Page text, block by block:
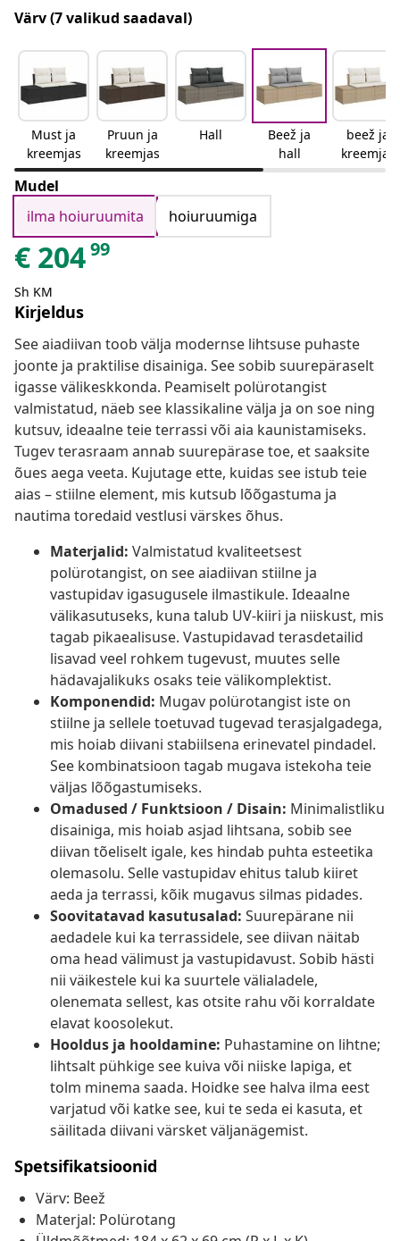
Värv(7 valikud saadaval)
Must ja
kreemjas
Pruun ja
kreemjas
Hall
Beež ja
hall
beež ja
kreemjas
Mudel
ilma hoiuruumita
hoiuruumiga
€ 20499
Sh KM
Kirjeldus
See aiadiivan toob välja modernse lihtsuse puhaste
joonte ja praktilise disainiga. See sobib suurepäraselt
igasse välikeskkonda. Peamiselt polürotangist
valmistatud, näeb see klassikaline välja ja on soe ning
kutsuv, ideaalne teie terrassi või aia kaunistamiseks.
Tugev terasraam annab suurepärase toe, et saaksite
õues aega veeta. Kujutage ette, kuidas see istub teie
aias – stiilne element, mis kutsub lõõgastuma ja
nautima toredaid vestlusi värskes õhus.
Materjalid: Valmistatud kvaliteetsest
polürotangist, on see aiadiivan stiilne ja
vastupidav igasugusele ilmastikule. Ideaalne
välikasutuseks, kuna talub UV-kiiri ja niiskust, mis
tagab pikaealisuse. Vastupidavad terasdetailid
lisavad veel rohkem tugevust, muutes selle
hädavajalikuks osaks teie välikomplektist.
Komponendid: Mugav polürotangist iste on
stiilne ja sellele toetuvad tugevad terasjalgadega,
mis hoiab diivani stabiilsena erinevatel pindadel.
See kombinatsioon tagab mugava istekoha teie
väljas lõõgastumiseks.
Omadused / Funktsioon / Disain: Minimalistliku
disainiga, mis hoiab asjad lihtsana, sobib see
diivan tõeliselt igale, kes hindab puhta esteetika
olemasolu. Selle vastupidav ehitus talub kiiret
aeda ja terrassi, kõik mugavus silmas pidades.
Soovitatavad kasutusalad: Suurepärane nii
aedadele kui ka terrassidele, see diivan näitab
oma head välimust ja vastupidavust. Sobib hästi
nii väikestele kui ka suurtele välialadele,
olenemata sellest, kas otsite rahu või korraldate
elavat koosolekut.
Hooldus ja hooldamine: Puhastamine on lihtne;
lihtsalt pühkige see kuiva või niiske lapiga, et
tolm minema saada. Hoidke see halva ilma eest
varjatud või katke see, kui te seda ei kasuta, et
säilitada diivani värsket väljanägemist.
Spetsifikatsioonid
Värv: Beež
Materjal: Polürotang